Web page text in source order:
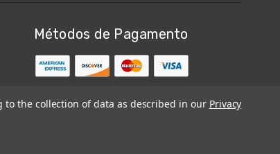
Métodos de Pagamento
the collection of data as described in our Privacy